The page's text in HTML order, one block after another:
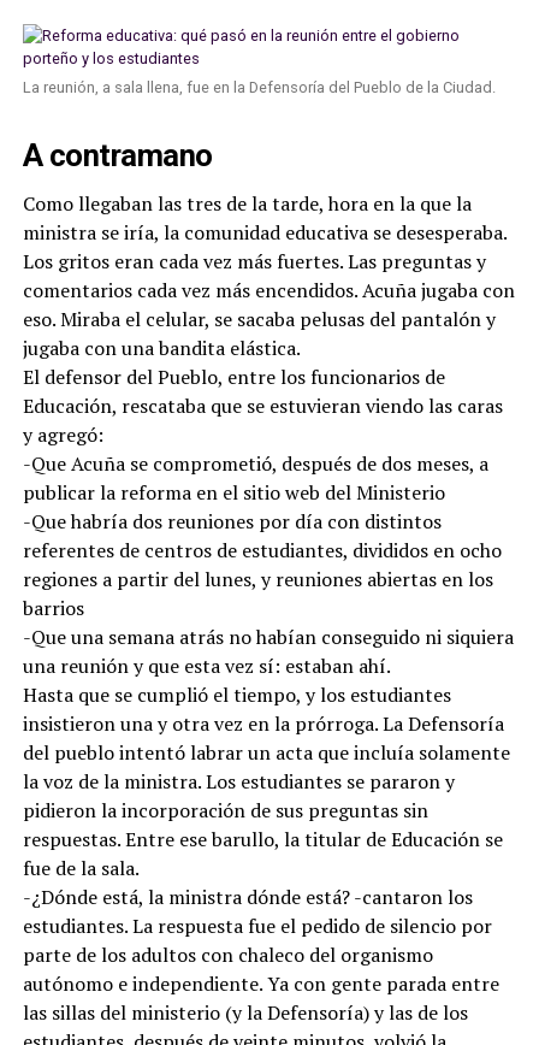
La reunión, a sala llena, fue en la Defensoría del Pueblo de la Ciudad.
A contramano
Como llegaban las tres de la tarde, hora en la que la
ministra se iría, la comunidad educativa se desesperaba.
Los gritos eran cada vez más fuertes. Las preguntas y
comentarios cada vez más encendidos. Acuña jugaba con
eso. Miraba el celular, se sacaba pelusas del pantalón y
jugaba con una bandita elástica.
El defensor del Pueblo, entre los funcionarios de
Educación, rescataba que se estuvieran viendo las caras
y agregó:
-Que Acuña se comprometió, después de dos meses, a
publicar la reforma en el sitio web del Ministerio
-Que habría dos reuniones por día con distintos
referentes de centros de estudiantes, divididos en ocho
regiones a partir del lunes, y reuniones abiertas en los
barrios
-Que una semana atrás no habían conseguido ni siquiera
una reunión y que esta vez sí: estaban ahí.
Hasta que se cumplió el tiempo, y los estudiantes
insistieron una y otra vez en la prórroga. La Defensoría
del pueblo intentó labrar un acta que incluía solamente
la voz de la ministra. Los estudiantes se pararon y
pidieron la incorporación de sus preguntas sin
respuestas. Entre ese barullo, la titular de Educación se
fue de la sala.
-¿Dónde está, la ministra dónde está? -cantaron los
estudiantes. La respuesta fue el pedido de silencio por
parte de los adultos con chaleco del organismo
autónomo e independiente. Ya con gente parada entre
las sillas del ministerio (y la Defensoría) y las de los